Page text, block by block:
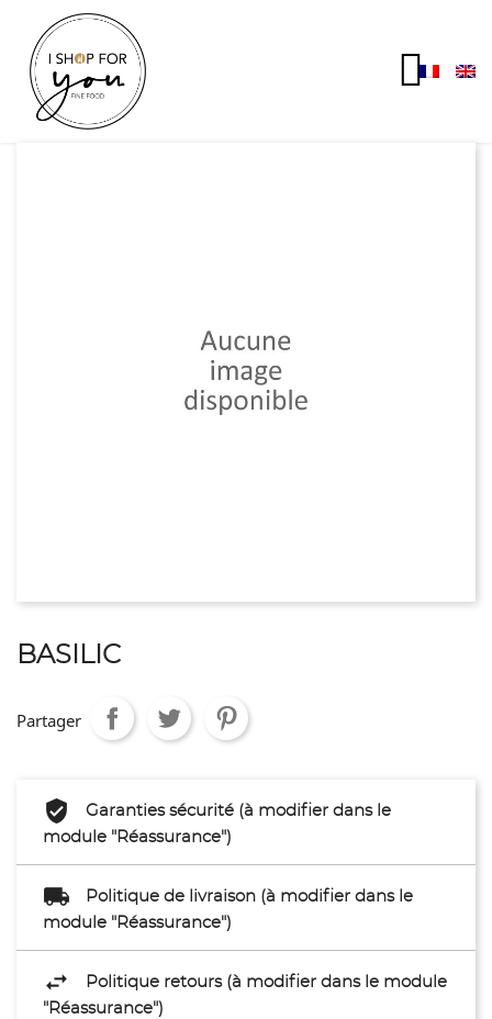
BASILIC
Partager
Garanties sécurité (à modifier dans le
module "Réassurance")
Politique de livraison (à modifier dans le
module "Réassurance")
Politique retours (à modifier dans le module
"Réassurance")